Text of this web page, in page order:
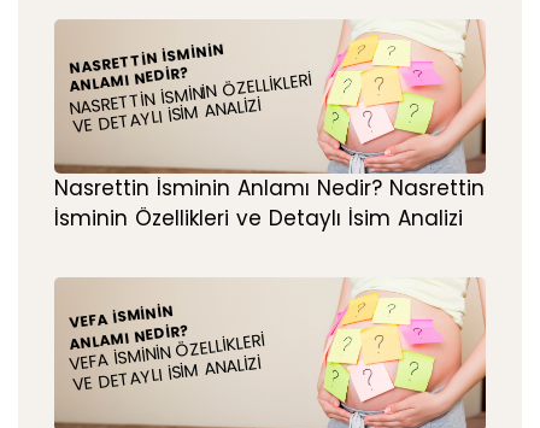
NASRETTIN İSMININ
ANLAMI NEDIR?
NASRETTIN İSMININ ÖZELLIKLERI
VE DETAYLI İSIM ANALIZI
Nasrettin İsminin Anlamı Nedir? Nasrettin
İsminin Özellikleri ve Detaylı İsim Analizi
VEFA İSMININ
ANLAMI NEDIR?
VEFA İSMININ ÖZELLIKLERI
VE DETAYLI İSIM ANALIZI